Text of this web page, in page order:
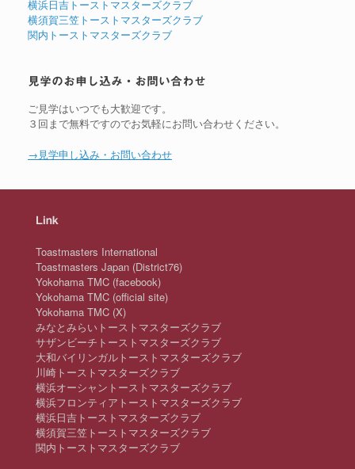
横浜日吉トーストマスターズクラブ
横須賀三笠トーストマスターズクラブ
関内トーストマスターズクラブ
見学のお申し込み・お問い合わせ
ご見学はいつでも大歓迎です。
３回まで無料ですのでお気軽にお問い合わせください。
→見学申し込み・お問い合わせ
Link
Toastmasters International
Toastmasters Japan (District76)
Yokohama TMC (facebook)
Yokohama TMC (official site)
Yokohama TMC (X)
みなとみらいトーストマスターズクラブ
サザンビーチトーストマスターズクラブ
大和バイリンガルトーストマスターズクラブ
川崎トーストマスターズクラブ
横浜オーシャントーストマスターズクラブ
横浜フロンティアトーストマスターズクラブ
横浜日吉トーストマスターズクラブ
横須賀三笠トーストマスターズクラブ
関内トーストマスターズクラブ